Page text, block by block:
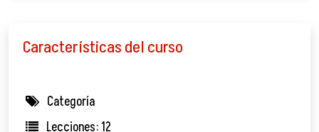
Características del curso
Categoría
Lecciones: 12